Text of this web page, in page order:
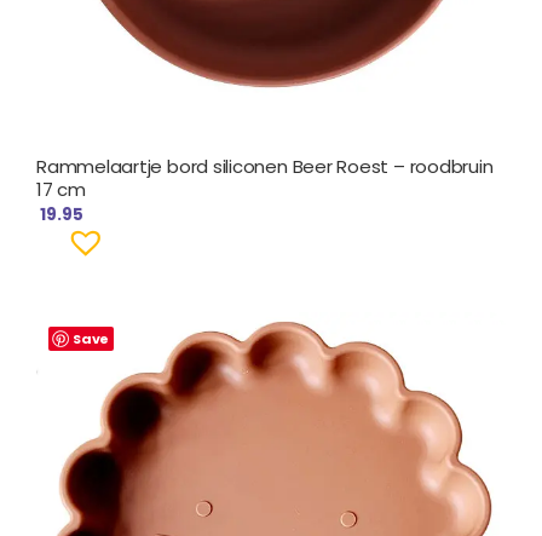
Rammelaartje bord siliconen Beer Roest – roodbruin
17 cm
19.95
Save